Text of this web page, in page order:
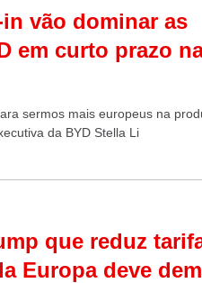
vão dominar as
em curto prazo
sermos mais europeus na
da BYD Stella Li
que reduz
Europa deve